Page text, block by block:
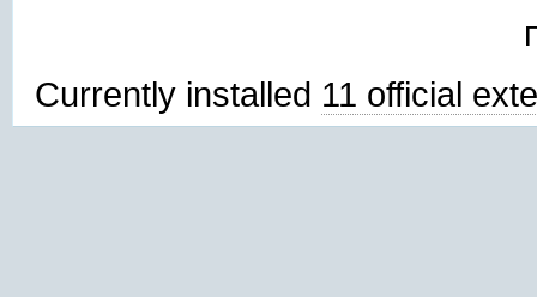
Currently installed 11 official